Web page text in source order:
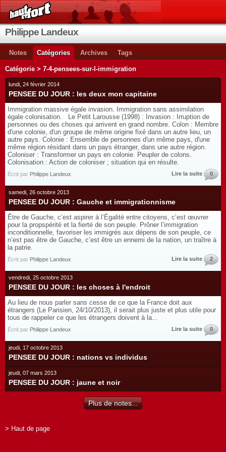
Philippe Landeux
Notes Catégories Archives Tags
Catégorie > 7-4-pensees-sur-l-immigration
lundi, 24 février 2014
PENSEE DU JOUR : les deux mon capitaine
Immigration massive égale invasion. Immigration sans assimilation
égale colonisation. Le Petit Larousse (1998) : Invasion : Irruption de
personnes ou des choses qui arrivent en grand nombre. Colon : Membre
d'une colonie, d'un groupe de même origine fixé dans un autre lieu, un
autre pays. Colonie : Ensemble de personnes d'un même pays, d'une
même région résidant dans un pays étranger, dans une autre région.
Coloniser : Transformer un pays en colonie. Peupler de colons.
Colonisation : Action de coloniser ; situation qui en résulte.
Écrit par Philippe Landeux Lire la suite 0
samedi, 26 octobre 2013
PENSEE DU JOUR : Gauche et immigrationnisme
Être de Gauche, c’est aspirer à l’Égalité entre citoyens, c’est œuvrer
pour la propspérité et la fierté de son peuple. Prôner l’immigration
inconditionnelle, favoriser les immigrés aux dépens de son peuple, ce
n’est pas être de Gauche, c’est être un ennemi de la nation, un traître à
la patrie.
Écrit par Philippe Landeux Lire la suite 2
vendredi, 25 octobre 2013
PENSEE DU JOUR : les choses à l'endroit
Au lieu de nous parler sans cesse de ce que la France doit aux
étrangers (Le Parisien, 24/10/2013), il serait plus juste et plus utile pour
tous de rappeler ce que les étrangers doivent à la...
Écrit par Philippe Landeux Lire la suite 0
jeudi, 17 octobre 2013
PENSEE DU JOUR : nations vs individus
jeudi, 07 mars 2013
PENSEE DU JOUR : jaune et noir
Plus de notes...
> Haut de page